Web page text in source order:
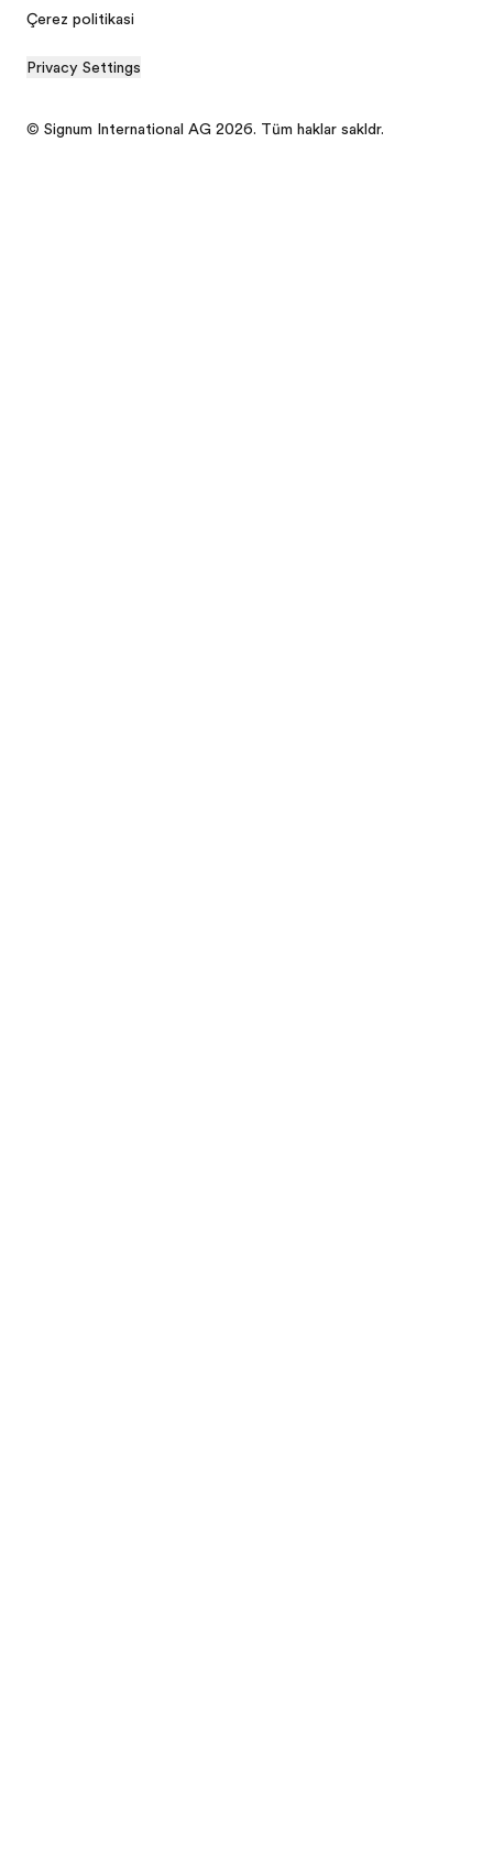
Çerez politikasi
Privacy Settings
© Signum International AG 2026. Tüm hakları saklıdır.